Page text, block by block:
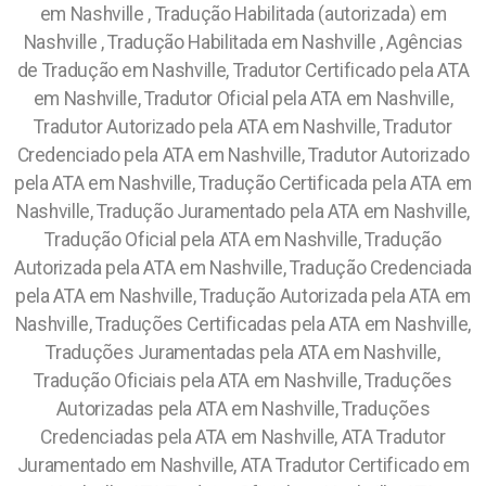
em Nashville , Tradução Habilitada (autorizada) em
Nashville , Tradução Habilitada em Nashville , Agências
de Tradução em Nashville, Tradutor Certificado pela ATA
em Nashville, Tradutor Oficial pela ATA em Nashville,
Tradutor Autorizado pela ATA em Nashville, Tradutor
Credenciado pela ATA em Nashville, Tradutor Autorizado
pela ATA em Nashville, Tradução Certificada pela ATA em
Nashville, Tradução Juramentado pela ATA em Nashville,
Tradução Oficial pela ATA em Nashville, Tradução
Autorizada pela ATA em Nashville, Tradução Credenciada
pela ATA em Nashville, Tradução Autorizada pela ATA em
Nashville, Traduções Certificadas pela ATA em Nashville,
Traduções Juramentadas pela ATA em Nashville,
Tradução Oficiais pela ATA em Nashville, Traduções
Autorizadas pela ATA em Nashville, Traduções
Credenciadas pela ATA em Nashville, ATA Tradutor
Juramentado em Nashville, ATA Tradutor Certificado em